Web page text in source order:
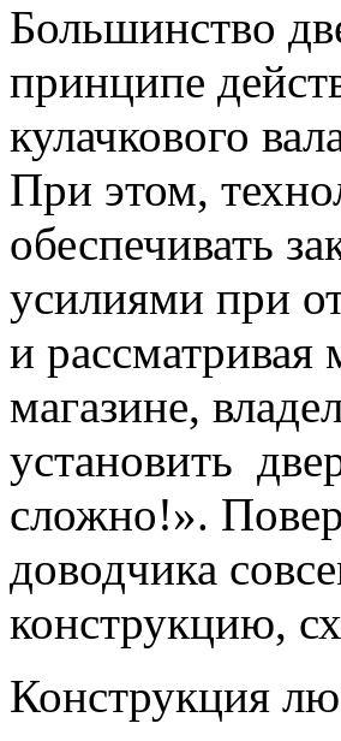
Большинство
принципе
кулачкового
При этом,
обеспечивать
усилиями при
и рассматривая
магазине,
установить
сложно!».
доводчика
конструкцию,
Конструкция